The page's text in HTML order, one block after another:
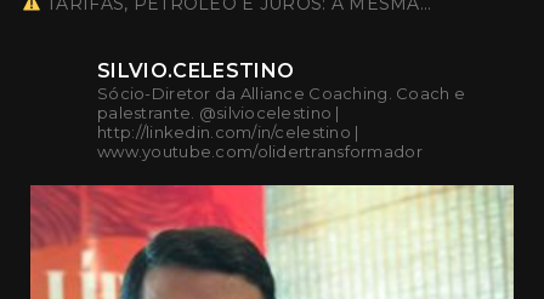
SILVIO.CELESTINO
Sócio-Diretor da Alliance Coaching. Coach e
palestrante. @silviocelestino |
http://linkedin.com/in/celestino |
www.youtube.com/olidertransformador